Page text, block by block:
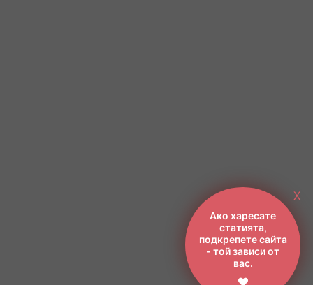
X
Ако харесате
статията,
подкрепете сайта
- той зависи от
вас.